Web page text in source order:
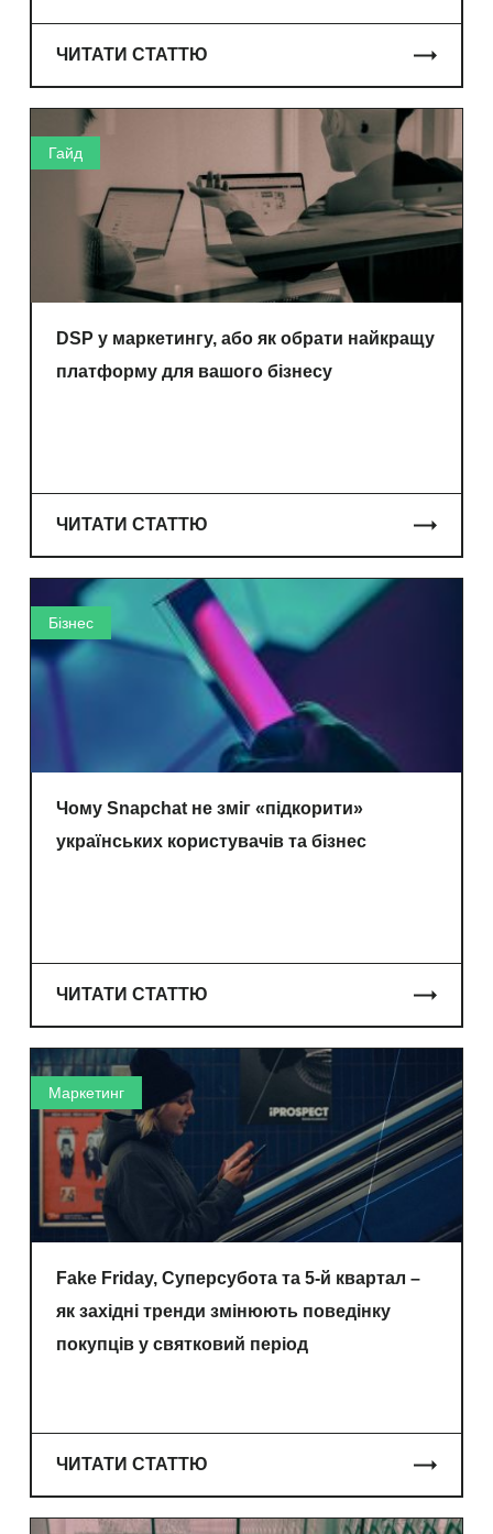
ЧИТАТИ СТАТТЮ
Гайд
DSP у маркетингу, або як обрати найкращу
платформу для вашого бізнесу
ЧИТАТИ СТАТТЮ
Бізнес
Чому Snapchat не зміг «підкорити»
українських користувачів та бізнес
ЧИТАТИ СТАТТЮ
Маркетинг
Fake Friday, Суперсубота та 5-й квартал –
як західні тренди змінюють поведінку
покупців у святковий період
ЧИТАТИ СТАТТЮ